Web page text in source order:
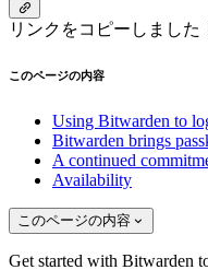
リンクをコピーしました
このページの内容
Using Bitwarden to
Bitwarden brings
A continued
Availability
このページの内容
Get started with Bitwarden